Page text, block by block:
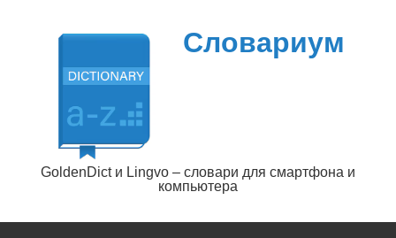
содержимому
Словариум
GoldenDict и Lingvo – словари для смартфона и
компьютера